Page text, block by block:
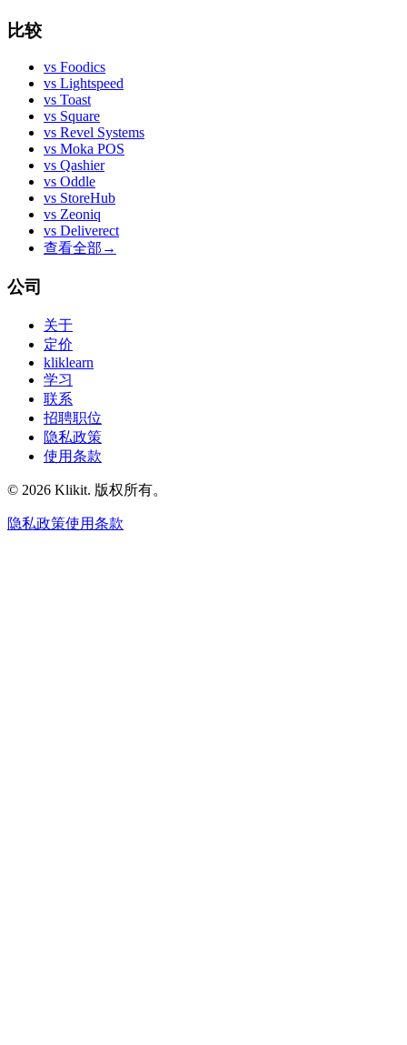
比较
vs Foodics
vs Lightspeed
vs Toast
vs Square
vs Revel Systems
vs Moka POS
vs Qashier
vs Oddle
vs StoreHub
vs Zeoniq
vs Deliverect
查看全部 →
公司
关于
定价
kliklearn
学习
联系
招聘职位
隐私政策
使用条款
© 2026 Klikit. 版权所有。
隐私政策使用条款